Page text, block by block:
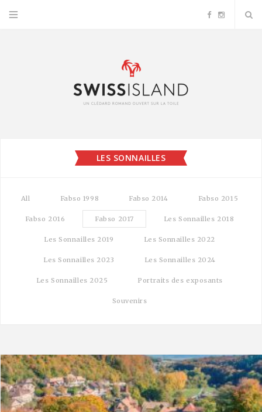
F
k
I
a
LES SONNAILLES
All Fabso 1998 Fabso 2014 Fabso 2015
Fabso 2016 Fabso 2017 Les Sonnailles 2018
Les Sonnailles 2019 Les Sonnailles 2022
Les Sonnailles 2023 Les Sonnailles 2024
Les Sonnailles 2025 Portraits des exposants
Souvenirs